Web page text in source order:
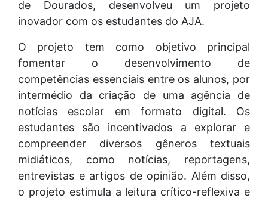
de Dourados, desenvolveu um projeto
inovador com os estudantes do AJA.
O projeto tem como objetivo principal
fomentar o desenvolvimento de
competências essenciais entre os alunos, por
intermédio da criação de uma agência de
notícias escolar em formato digital. Os
estudantes são incentivados a explorar e
compreender diversos gêneros textuais
midiáticos, como notícias, reportagens,
entrevistas e artigos de opinião. Além disso,
o projeto estimula a leitura crítico-reflexiva e